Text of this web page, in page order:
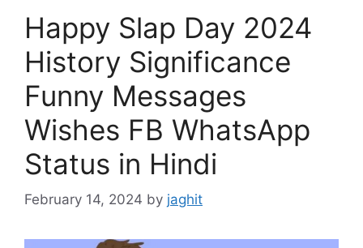
Happy Slap Day 2024
History Significance
Funny Messages
Wishes FB WhatsApp
Status in Hindi
February 14, 2024 by jaghit